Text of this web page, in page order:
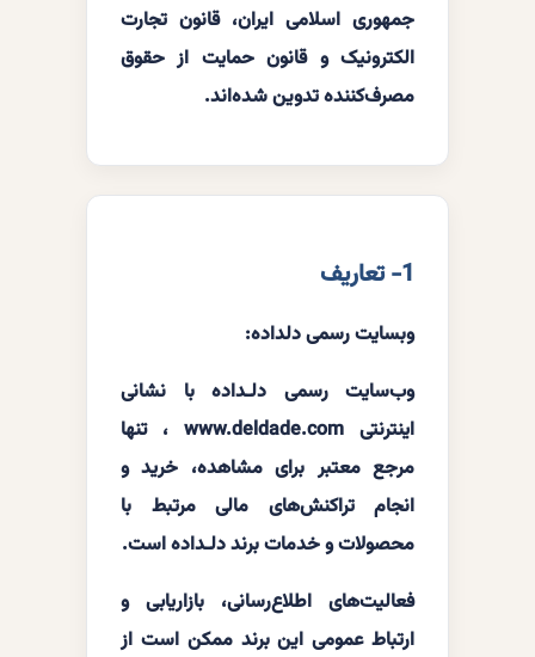
جمهوری اسلامی ایران، قانون تجارت
الکترونیک و قانون حمایت از حقوق
مصرف‌کننده تدوین شده‌اند.
1- تعاریف
وبسایت رسمی دلداده:
وب‌سایت رسمی دلـداده با نشانی
اینترنتی www.deldade.com ، تنها
مرجع معتبر برای مشاهده، خرید و
انجام تراکنش‌های مالی مرتبط با
محصولات و خدمات برند دلـداده است.
فعالیت‌های اطلاع‌رسانی، بازاریابی و
ارتباط عمومی این برند ممکن است از